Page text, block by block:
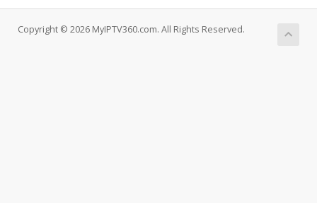
Copyright © 2026 MyIPTV360.com. All Rights Reserved.